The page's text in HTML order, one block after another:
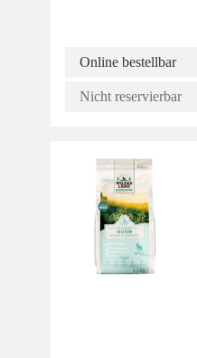
Online bestellbar
Nicht reservierbar